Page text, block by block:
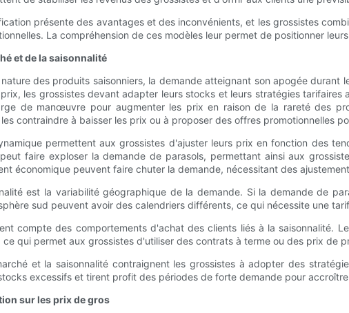
présente des avantages et des inconvénients, et les grossistes
La compréhension de ces modèles leur permet de positionner
et de la saisonnalité
des produits saisonniers, la demande atteignant son apogée
les grossistes devant adapter leurs stocks et leurs stratégies
de manœuvre pour augmenter les prix en raison de la rareté des
contraindre à baisser les prix ou à proposer des offres promotionnelles
permettent aux grossistes d'ajuster leurs prix en fonction des
faire exploser la demande de parasols, permettant ainsi aux
économique peuvent faire chuter la demande, nécessitant des
est la variabilité géographique de la demande. Si la demande de
sud peuvent avoir des calendriers différents, ce qui nécessite une
compte des comportements d'achat des clients liés à la saisonnalité.
qui permet aux grossistes d'utiliser des contrats à terme ou des prix de
et la saisonnalité contraignent les grossistes à adopter des
excessifs et tirent profit des périodes de forte demande pour
sur les prix de gros